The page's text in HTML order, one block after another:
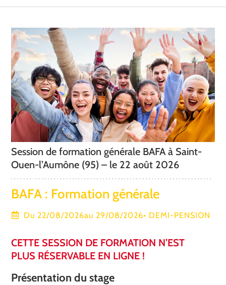
Session de formation générale BAFA à Saint-
Ouen-l’Aumône (95) – le 22 août 2026
BAFA : Formation générale
Du 22/08/2026au 29/08/2026• DEMI-PENSION
CETTE SESSION DE FORMATION N’EST
PLUS RÉSERVABLE EN LIGNE !
Présentation du stage